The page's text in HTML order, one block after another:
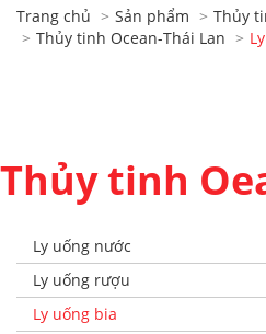
Trang chủ Sản phẩm
Thủy
Thủy tinh Ocean-Thái Lan
Thủy tinh
Ly uống nước
Ly uống rượu
Ly uống bia